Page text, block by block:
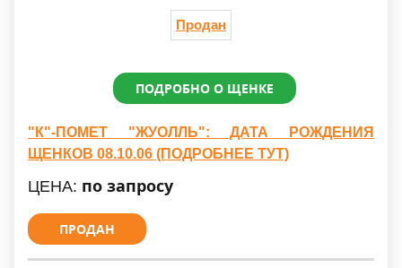
Продан
ПОДРОБНО О ЩЕНКЕ
"К"-ПОМЕТ "ЖУОЛЛЬ": ДАТА РОЖДЕНИЯ
ЩЕНКОВ 08.10.06 (ПОДРОБНЕЕ ТУТ)
ЦЕНА: по запросу
ПРОДАН